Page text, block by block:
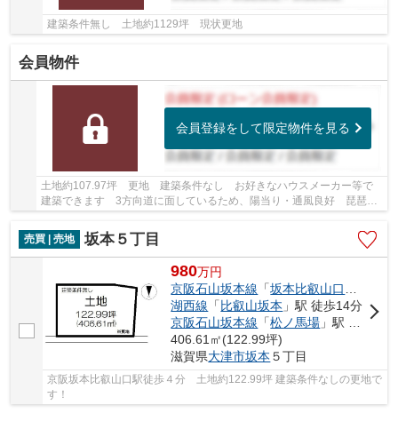
建築条件無し 土地約1129坪 現状更地
会員物件
会員登録をして限定物件を見る
土地約107.97坪 更地 建築条件なし お好きなハウスメーカー等で
建築できます 3方向道に面しているため、陽当り・通風良好 琵琶湖
売買 | 売地
坂本５丁目
980万円
京阪石山坂本線 「坂本比叡山口
湖西線 「 比叡山坂本 」駅 徒歩14分
京阪石山坂本線 「松ノ馬場 」駅 徒歩12分
406.61㎡(122.99坪)
滋賀県大津市坂本 ５丁目
京阪坂本比叡山口駅徒歩４分 土地約122.99坪 建築条件なしの更地で
す！